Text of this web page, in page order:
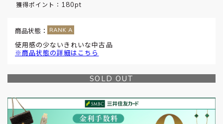
獲得ポイント： 180pt
商品状態：
使用感の少ないきれいな中古品
※商品状態の詳細はこちら
SOLD OUT